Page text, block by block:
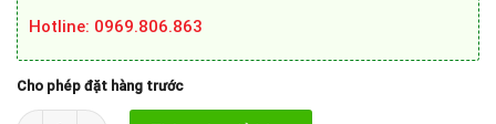
Hotline: 0969.806.863
Cho phép đặt hàng trước